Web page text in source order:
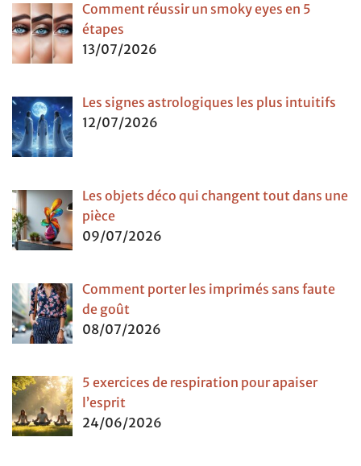
Comment réussir un smoky eyes en 5
étapes
13/07/2026
Les signes astrologiques les plus intuitifs
12/07/2026
Les objets déco qui changent tout dans une
pièce
09/07/2026
Comment porter les imprimés sans faute
de goût
08/07/2026
5 exercices de respiration pour apaiser
l’esprit
24/06/2026